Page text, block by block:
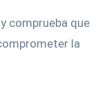
comprueba que
la